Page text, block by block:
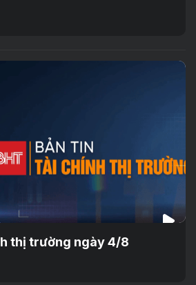
thị trường ngày 4/8